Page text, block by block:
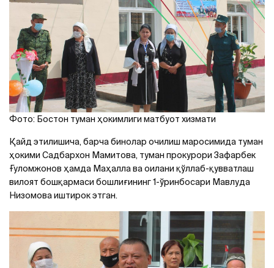
Фото: Бостон туман ҳокимлиги матбуот хизмати
Қайд этилишича, барча бинолар очилиш маросимида туман
ҳокими Садбархон Мамитова, туман прокурори Зафарбек
Ғуломжонов ҳамда Маҳалла ва оилани қўллаб-қувватлаш
вилоят бошқармаси бошлиғининг 1-ўринбосари Мавлуда
Низомова иштирок этган.